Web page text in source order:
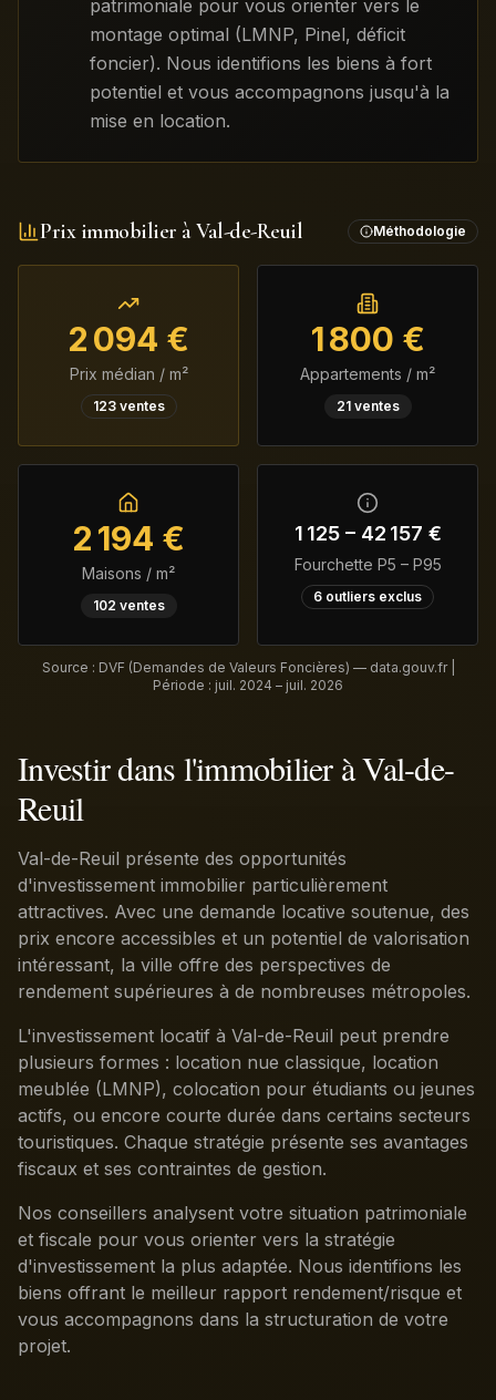
patrimoniale pour vous orienter vers le
montage optimal (LMNP, Pinel, déficit
foncier). Nous identifions les biens à fort
potentiel et vous accompagnons jusqu'à la
mise en location.
Prix immobilier à Val-de-Reuil Méthodologie
2 094 €
Prix médian / m²
123ventes
1 800 €
Appartements / m²
21ventes
2 194 €
Maisons / m²
102 ventes
1 125– 42 157 €
Fourchette P5 – P95
6 outliers exclus
Source : DVF (Demandes de Valeurs Foncières) — data.gouv.fr |
Période : juil. 2024 – juil. 2026
Investir dans l'immobilier à Val-de-
Reuil
Val-de-Reuil présente des opportunités
d'investissement immobilier particulièrement
attractives. Avec une demande locative soutenue, des
prix encore accessibles et un potentiel de valorisation
intéressant, la ville offre des perspectives de
rendement supérieures à de nombreuses métropoles.
L'investissement locatif à Val-de-Reuil peut prendre
plusieurs formes : location nue classique, location
meublée (LMNP), colocation pour étudiants ou jeunes
actifs, ou encore courte durée dans certains secteurs
touristiques. Chaque stratégie présente ses avantages
fiscaux et ses contraintes de gestion.
Nos conseillers analysent votre situation patrimoniale
et fiscale pour vous orienter vers la stratégie
d'investissement la plus adaptée. Nous identifions les
biens offrant le meilleur rapport rendement/risque et
vous accompagnons dans la structuration de votre
projet.